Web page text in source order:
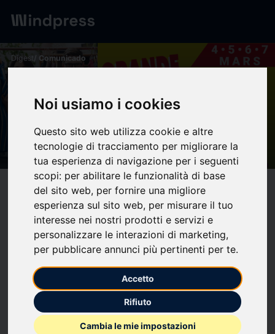
Noi usiamo i cookies
Questo sito web utilizza cookie e altre
tecnologie di tracciamento per migliorare la
tua esperienza di navigazione per i seguenti
scopi: per abilitare le funzionalità di base
del sito web, per fornire una migliore
esperienza sul sito web, per misurare il tuo
interesse nei nostri prodotti e servizi e
personalizzare le interazioni di marketing,
per pubblicare annunci più pertinenti per te.
Accetto
Rifiuto
Cambia le mie impostazioni
Digest / Comunicado
Conso - La grande braderie
des commerçants ! - Ville de
Draguignan
Compatibilidad help
Ahorrar (0)bookmark_borderupload Compartir
Accueil / Standard
Renseignements et orientation du public, prise de rendez-vous
pour le Cabinet du Maire, prise de rendez-vous pour les titres
sécurisés.
04 94 60 31 00
Secrétariat de l'accueil : 8h-17h du lundi au vendredi